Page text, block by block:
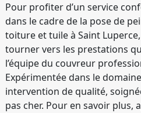
Pour profiter d’un service
dans le cadre de la pose de
toiture et tuile à Saint
tourner vers les prestations
l’équipe du couvreur
Expérimentée dans le
intervention de qualité,
pas cher. Pour en savoir plus,